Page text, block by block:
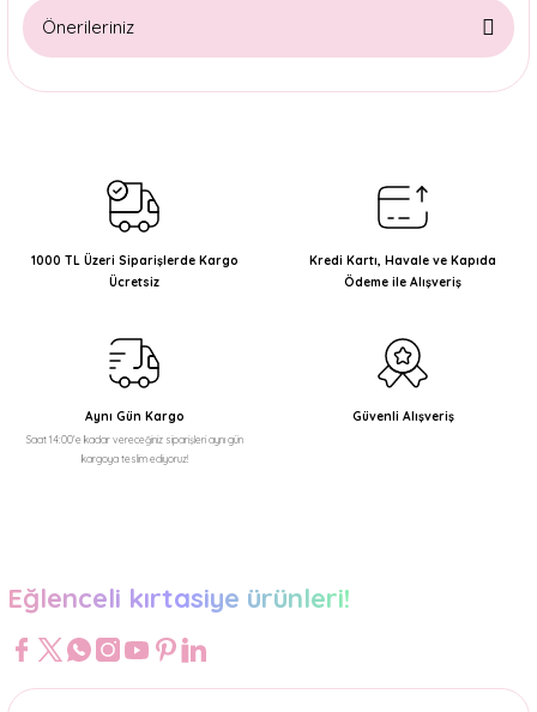
Önerileriniz
Bu ürünün fiyat bilgisi, resim, ürün açıklamalarında ve diğer
Ürün resmi kalitesiz, bozuk veya görüntülenemiyor.
Ürün açıklamasında eksik bilgiler bulunuyor.
Ürün bilgilerinde hatalar bulunuyor.
Bu ürüne benzer farklı alternatifler olmalı.
1000 TL Üzeri Siparişlerde Kargo
Ücretsiz
Kredi Kartı, Havale ve Kapıda
Ödeme ile Alışveriş
Aynı Gün Kargo
Saat 14:00'e kadar vereceğiniz siparişleri aynı gün
kargoya teslim ediyoruz!
Güvenli Alışveriş
Eğlenceli kırtasiye ürünleri!